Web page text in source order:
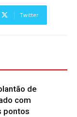
Twitter
de
com
pontos